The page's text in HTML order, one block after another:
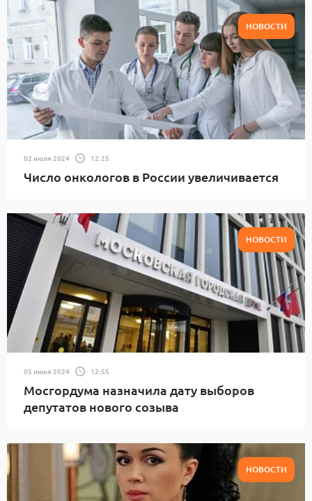
НОВОСТИ
02 июля 2024 12:25
Число онкологов в России увеличивается
НОВОСТИ
05 июня 2024 12:55
Мосгордума назначила дату выборов
депутатов нового созыва
НОВОСТИ